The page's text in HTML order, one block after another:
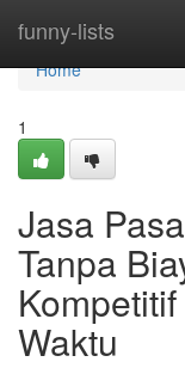
funny-lists
Home
Home
1
Jasa
Tanpa
Waktu